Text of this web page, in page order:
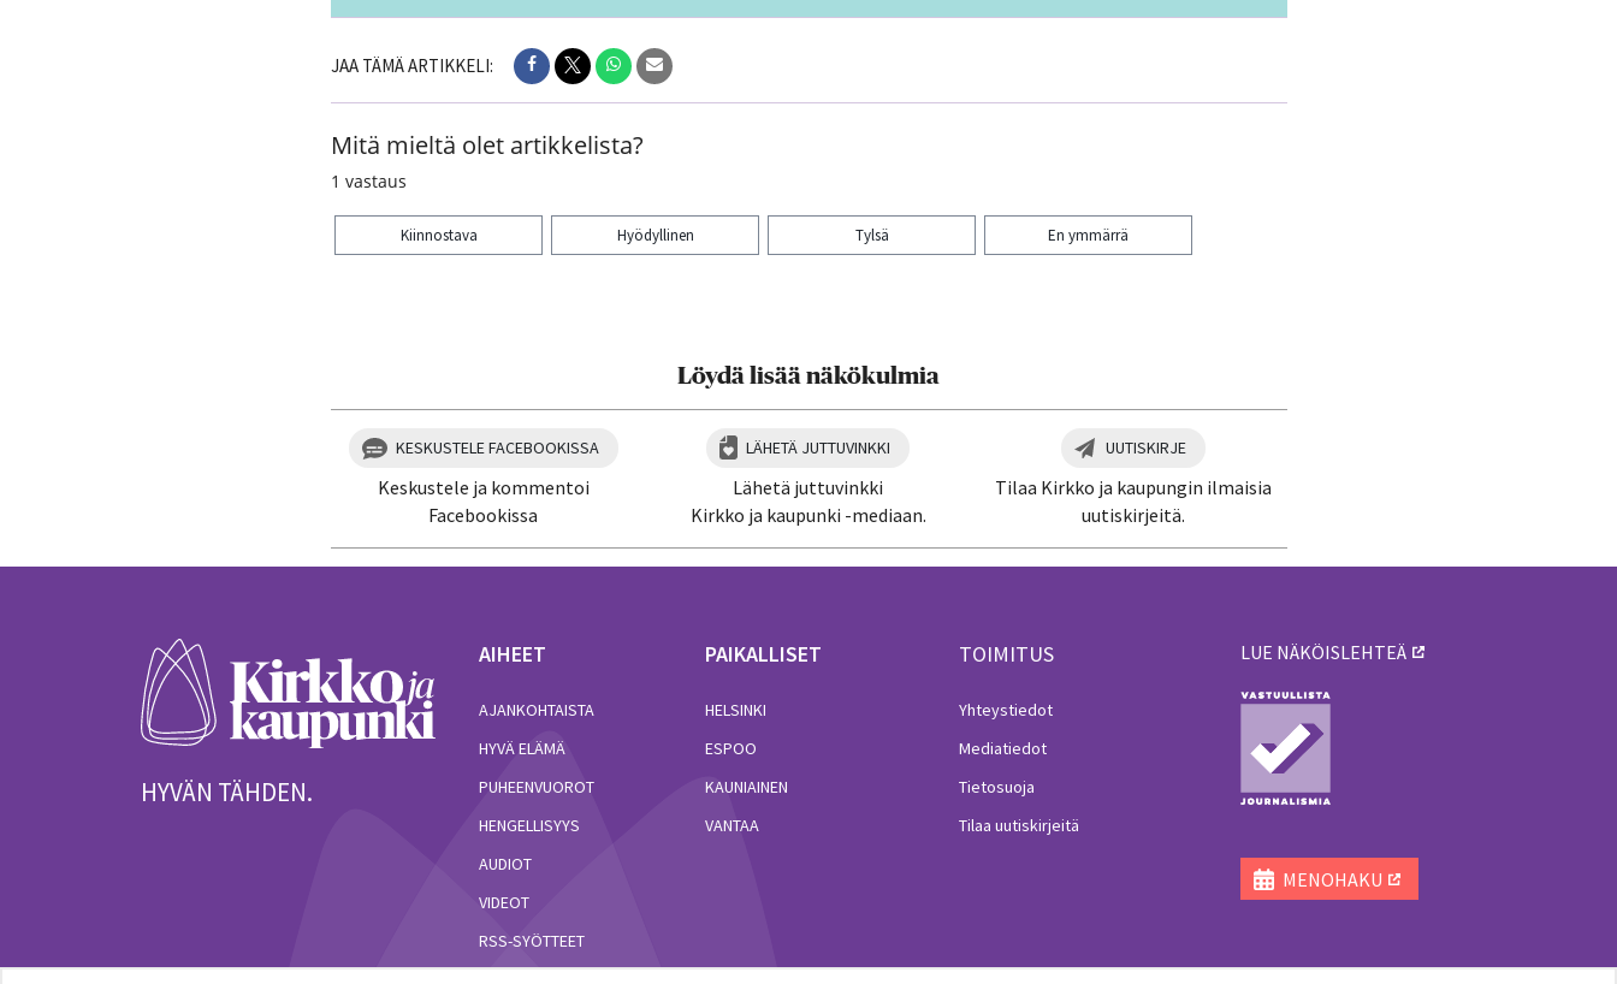
JAA TÄMÄ ARTIKKELI:
Mitä mieltä olet artikkelista?
1 vastaus
Kiinnostava Hyödyllinen Tylsä En ymmärrä
Löydä lisää näkökulmia
KESKUSTELE FACEBOOKISSA
Keskustele ja kommentoi
Facebookissa
LÄHETÄ JUTTUVINKKI
Lähetä juttuvinkki
Kirkko ja kaupunki -mediaan.
UUTISKIRJE
Tilaa Kirkko ja kaupungin ilmaisia
uutiskirjeitä.
HYVÄN TÄHDEN.
AIHEET
AJANKOHTAISTA
HYVÄ ELÄMÄ
PUHEENVUOROT
HENGELLISYYS
AUDIOT
VIDEOT
RSS-SYÖTTEET
PAIKALLISET
HELSINKI
ESPOO
KAUNIAINEN
VANTAA
TOIMITUS
Yhteystiedot
Mediatiedot
Tietosuoja
Tilaa uutiskirjeitä
LUE NÄKÖISLEHTEÄ
MENOHAKU